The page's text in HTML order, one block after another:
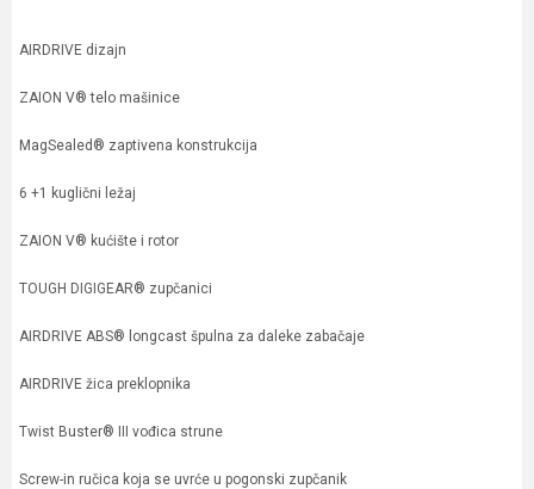
AIRDRIVE dizajn
ZAION V® telo mašinice
MagSealed® zaptivena konstrukcija
6 +1 kuglični ležaj
ZAION V® kućište i rotor
TOUGH DIGIGEAR® zupčanici
AIRDRIVE ABS® longcast špulna za daleke zabačaje
AIRDRIVE žica preklopnika
Twist Buster® III vođica strune
Screw-in ručica koja se uvrće u pogonski zupčanik